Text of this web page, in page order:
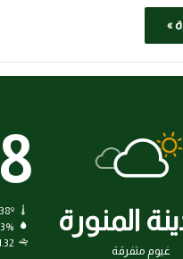
»
المنورة
غيوم متفرقة
1.32 كيلومتر/